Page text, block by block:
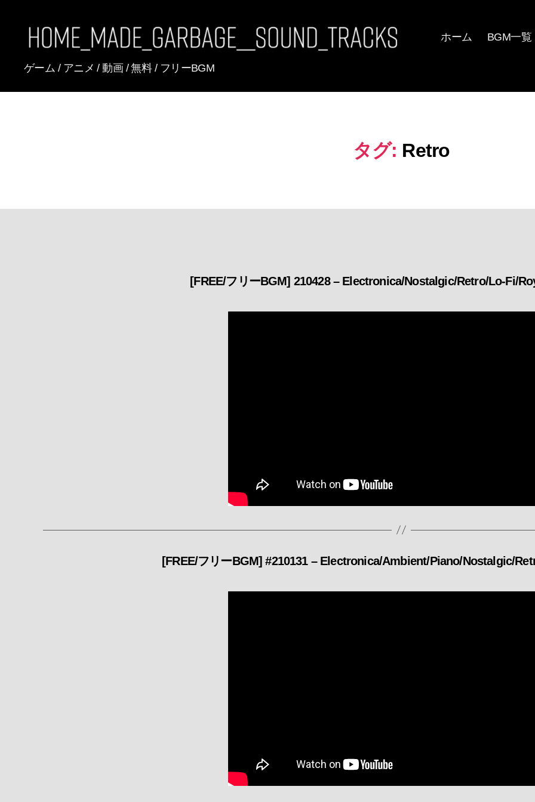
[FREE
BGM]
ゲーム / アニメ / 動画 / 無料 / フリーBGM
ホーム BGM一覧
タグ: Retro
カ
[FREE/フリーBGM] 210428 – Electronica/Nostalgic/Retro/Lo-Fi/
カ
[FREE/フリーBGM] #210131 – Electronica/Ambient/Piano/Nostalgic/